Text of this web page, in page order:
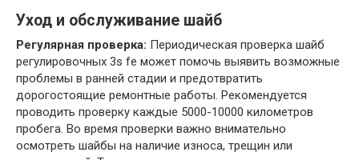
Уход и обслуживание шайб
Регулярная проверка: Периодическая проверка шайб
регулировочных 3s fe может помочь выявить возможные
проблемы в ранней стадии и предотвратить
дорогостоящие ремонтные работы. Рекомендуется
проводить проверку каждые 5000-10000 километров
пробега. Во время проверки важно внимательно
осмотреть шайбы на наличие износа, трещин или